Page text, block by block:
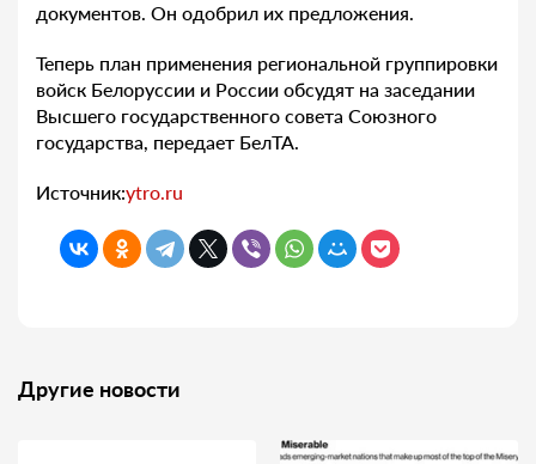
документов. Он одобрил их предложения.
Теперь план применения региональной группировки
войск Белоруссии и России обсудят на заседании
Высшего государственного совета Союзного
государства, передает БелТА.
Источник:ytro.ru
Другие новости